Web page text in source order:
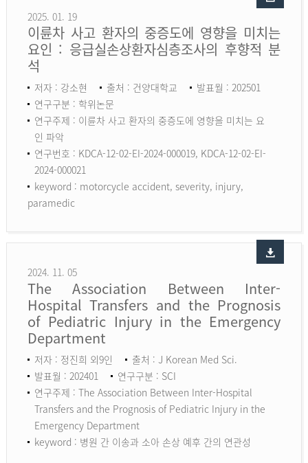
2025. 01. 19
이륜차 사고 환자의 중증도에 영향을 미치는
요인 : 응급실손상환자심층조사의 후향적 분
석
저자 : 강소현 출처 : 건양대학교
발표월 : 202501
연구구분 : 학위논문
연구주제 : 이륜차 사고 환자의 중증도에 영향을 미치는 요
인 파악
연구번호 : KDCA-12-02-EI-2024-000019, KDCA-12-02-EI-
2024-000021
keyword : motorcycle accident, severity, injury,
paramedic
2024. 11. 05
The Association Between Inter-
Hospital Transfers and the Prognosis
of Pediatric Injury in the Emergency
Department
저자 : 정진희 외9인
출처 : J Korean Med Sci.
발표월 : 202401
연구구분 : SCI
연구주제 : The Association Between Inter-Hospital
Transfers and the Prognosis of Pediatric Injury in the
Emergency Department
keyword : 병원 간 이송과 소아 손상 예후 간의 연관성